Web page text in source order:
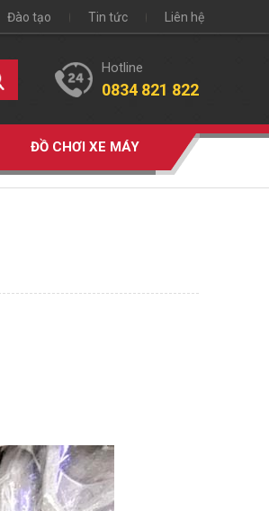
Đào tạo Tin tức Liên hệ
Hotline
0834 821 822
ĐỒ CHƠI XE MÁY